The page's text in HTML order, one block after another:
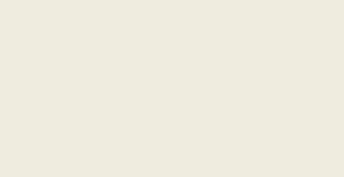
永久無料の映像授業「Try IT」